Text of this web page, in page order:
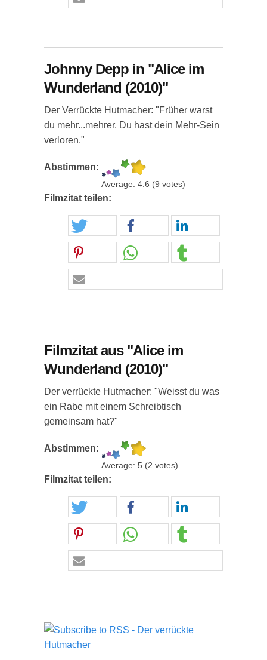
Johnny Depp in "Alice im
Wunderland (2010)"
Der Verrückte Hutmacher: "Früher warst
du mehr...mehrer. Du hast dein Mehr-Sein
verloren."
Abstimmen:
Average: 4.6 (9 votes)
Filmzitat teilen:
Filmzitat aus "Alice im
Wunderland (2010)"
Der verrückte Hutmacher: "Weisst du was
ein Rabe mit einem Schreibtisch
gemeinsam hat?"
Abstimmen:
Average: 5 (2 votes)
Filmzitat teilen: